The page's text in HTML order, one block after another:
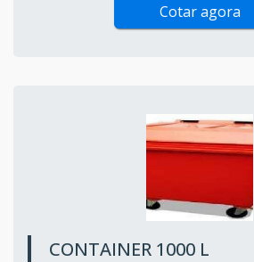
Cotar agora
CONTAINER 1000 L